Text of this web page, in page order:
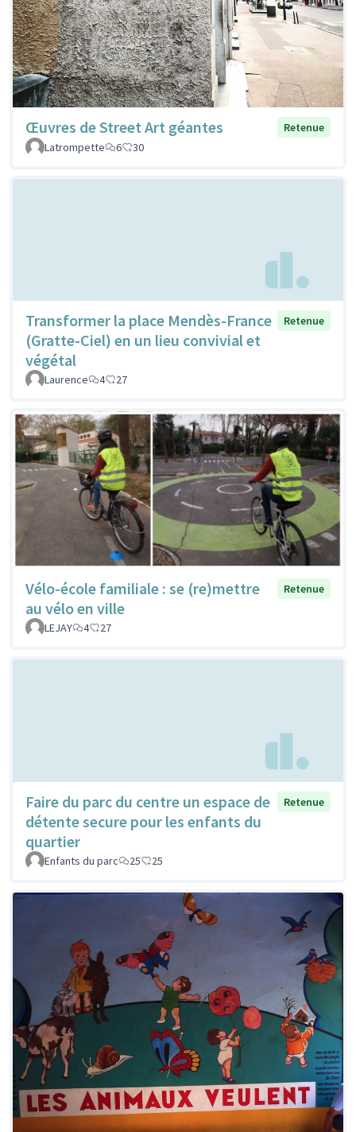
Œuvres de Street Art géantes
Retenue
Latrompette
6 30
Transformer la place Mendès-France
(Gratte-Ciel) en un lieu convivial et
végétal
Retenue
Laurence 4 27
Vélo-école familiale : se (re)mettre
au vélo en ville
Retenue
LEJAY 4 27
Faire du parc du centre un espace de
détente secure pour les enfants du
quartier
Retenue
Enfants du parc 25 25